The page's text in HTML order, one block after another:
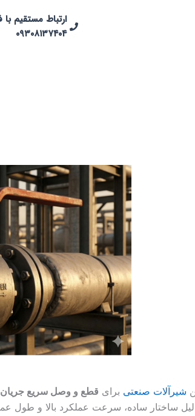
ارتباط مستقیم
۰۹۳۰۸۱۳۷۴۰۴
شیرآلات صنعتی برای قطع و وصل سریع جریان
ساختار ساده، سرعت عملکرد بالا و طول